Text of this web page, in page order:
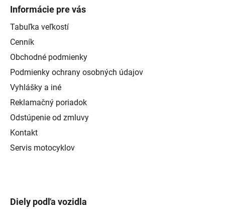
Informácie pre vás
Tabuľka veľkostí
Cenník
Obchodné podmienky
Podmienky ochrany osobných údajov
Vyhlášky a iné
Reklamačný poriadok
Odstúpenie od zmluvy
Kontakt
Servis motocyklov
Diely podľa vozidla